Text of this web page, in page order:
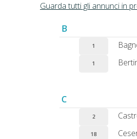
Guarda tutti gli annunci in
B
1
1
C
2
18